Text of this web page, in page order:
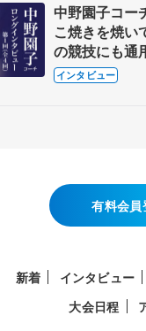
中野園子コー
こ焼きを焼
の競技にも通
織の筋肉
インタビュー
有料会員
新着 インタビュー
大会日程